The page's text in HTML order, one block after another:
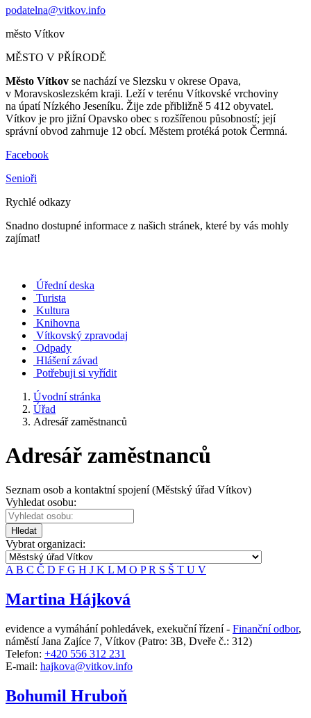
podatelna@vitkov.info
město Vítkov
MĚSTO V PŘÍRODĚ
Město Vítkov se nachází ve Slezsku v okrese Opava,
v Moravskoslezském kraji. Leží v terénu Vítkovské vrchoviny
na úpatí Nízkého Jeseníku. Žije zde přibližně 5 412 obyvatel.
Vítkov je pro jižní Opavsko obec s rozšířenou působností; její
správní obvod zahrnuje 12 obcí. Městem protéká potok Čermná.
Facebook
Senioři
Rychlé odkazy
Snadno dostupné informace z našich stránek, které by vás mohly
zajímat!
Úřední deska
Turista
Kultura
Knihovna
Vítkovský zpravodaj
Odpady
Hlášení závad
Potřebuji si vyřídit
Úvodní stránka
Úřad
Adresář zaměstnanců
Adresář zaměstnanců
Seznam osob a kontaktní spojení (Městský úřad Vítkov)
Vyhledat osobu:
Hledat
Vybrat organizaci:
A B C Č D F G H J K L M O PR S Š T U V
Martina Hájková
evidence a vymáhání pohledávek, exekuční řízení - Finanční odbor,
náměstí Jana Zajíce 7, Vítkov (Patro: 3B, Dveře č.: 312)
Telefon: +420 556 312 231
E-mail: hajkova@vitkov.info
Bohumil Hruboň